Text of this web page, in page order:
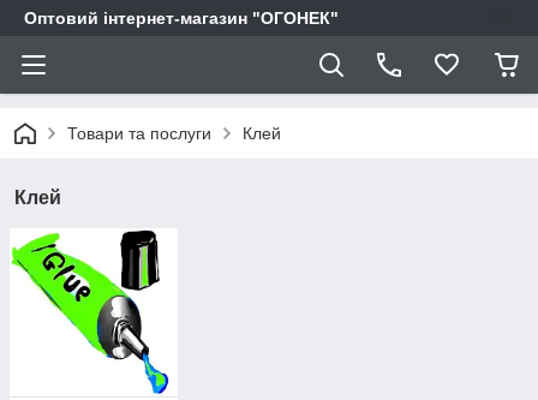
Оптовий інтернет-магазин "ОГОНЕК"
Товари та послуги Клей
Клей